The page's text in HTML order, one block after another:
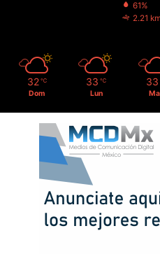
61%
2.21
32 ℃
Dom
33 ℃
Lun
33